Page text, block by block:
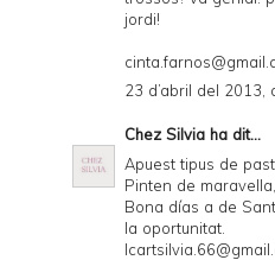
D
jordi!
23 d’abril del 2013,
Chez Silvia ha dit...
Apuest tipus de
Pinten de
Bona días a de
la oportunitat.